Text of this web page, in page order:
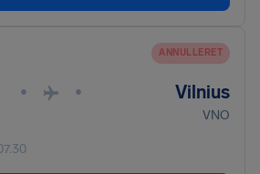
ANNULLERET
• • Vilnius
VNO